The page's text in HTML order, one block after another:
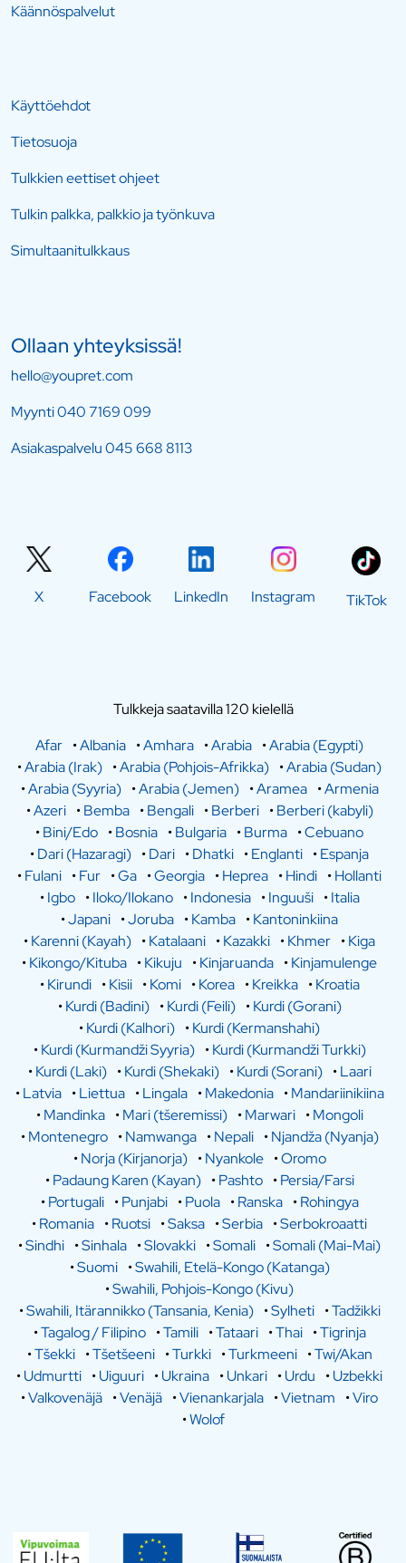
Käännöspalvelut
Käyttöehdot
Tietosuoja
Tulkkien eettiset ohjeet
Tulkin palkka, palkkio ja työnkuva
Simultaanitulkkaus
Ollaan yhteyksissä!
hello@youpret.com
Myynti040 7169 099
Asiakaspalvelu045 668 8113
X Facebook LinkedIn Instagram TikTok
Tulkkeja saatavilla 120 kielellä
Afar •Albania •Amhara •Arabia •Arabia (Egypti)
•Arabia (Irak) •Arabia (Pohjois-Afrikka) •Arabia (Sudan)
•Arabia (Syyria) •Arabia (Jemen) •Aramea •Armenia
•Azeri •Bemba •Bengali •Berberi •Berberi (kabyli)
•Bini/Edo •Bosnia •Bulgaria •Burma •Cebuano
•Dari (Hazaragi) •Dari •Dhatki •Englanti •Espanja
•Fulani •Fur •Ga •Georgia •Heprea •Hindi •Hollanti
•Igbo •Iloko/Ilokano •Indonesia •Inguuši •Italia
•Japani •Joruba •Kamba •Kantoninkiina
•Karenni (Kayah) •Katalaani •Kazakki •Khmer •Kiga
•Kikongo/Kituba •Kikuju •Kinjaruanda •Kinjamulenge
•Kirundi •Kisii •Komi •Korea •Kreikka •Kroatia
•Kurdi (Badini) •Kurdi (Feili) •Kurdi (Gorani)
•Kurdi (Kalhori) •Kurdi (Kermanshahi)
•Kurdi (Kurmandži Syyria) •Kurdi (Kurmandži Turkki)
•Kurdi (Laki) •Kurdi (Shekaki) •Kurdi (Sorani) •Laari
•Latvia •Liettua •Lingala •Makedonia •Mandariinikiina
•Mandinka •Mari (tšeremissi) •Marwari •Mongoli
•Montenegro •Namwanga •Nepali •Njandža (Nyanja)
•Norja (Kirjanorja) •Nyankole •Oromo
•Padaung Karen (Kayan) •Pashto •Persia/Farsi
•Portugali •Punjabi •Puola •Ranska •Rohingya
•Romania •Ruotsi •Saksa •Serbia •Serbokroaatti
•Sindhi •Sinhala •Slovakki •Somali •Somali (Mai-Mai)
•Suomi •Swahili, Etelä-Kongo (Katanga)
•Swahili, Pohjois-Kongo (Kivu)
•Swahili, Itärannikko (Tansania, Kenia) •Sylheti •Tadžikki
•Tagalog / Filipino •Tamili •Tataari •Thai •Tigrinja
•Tšekki •Tšetšeeni •Turkki •Turkmeeni •Twi/Akan
•Udmurtti •Uiguuri •Ukraina •Unkari •Urdu •Uzbekki
•Valkovenäjä •Venäjä •Vienankarjala •Vietnam •Viro
•Wolof